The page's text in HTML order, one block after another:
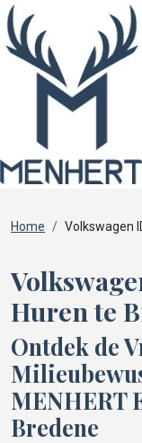
Home Volkswagen
Huren te
Ontdek de
MENHERT
Bredene